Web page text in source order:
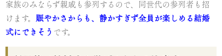
家族のみならず親戚も参列するので、同世代の参列者も招
けます。 賑やかさからも、静かすぎず全員が楽しめる結婚
式にできそう です。